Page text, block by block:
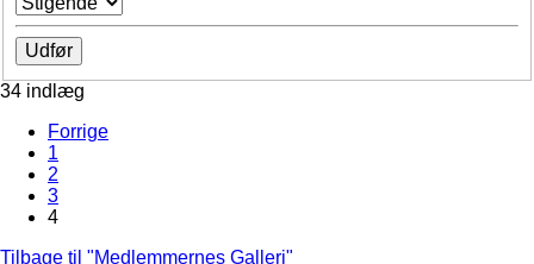
34 indlæg
Forrige
1
2
3
4
Tilbage til "Medlemmernes Galleri"